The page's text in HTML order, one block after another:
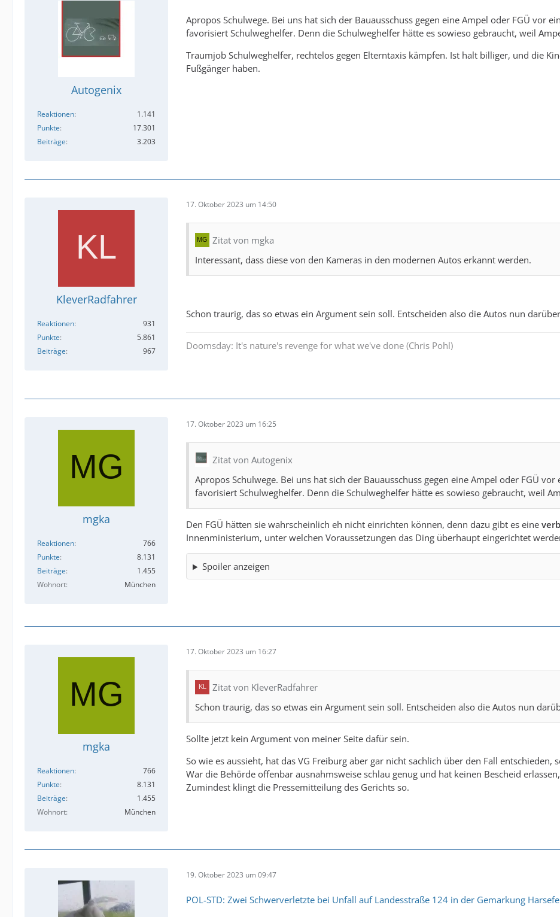
Autogenix
Reaktionen
1.141
Punkte
17.301
Beiträge
3.203
Apropos Schulwege. Bei uns hat sich der Bauausschuss gegen eine Ampel oder FGÜ vor
favorisiert Schulweghelfer. Denn die Schulweghelfer hätte es sowieso gebraucht, weil
Traumjob Schulweghelfer, rechtelos gegen Elterntaxis kämpfen. Ist halt billiger, und die
Fußgänger haben.
KleverRadfahrer
Reaktionen
931
Punkte
5.861
Beiträge
967
17. Oktober 2023 um 14:50
Zitat von mgka
Interessant, dass diese von den Kameras in den modernen Autos erkannt werden.
Schon traurig, das so etwas ein Argument sein soll. Entscheiden also die Autos nun
Doomsday: It's nature's revenge for what we've done (Chris Pohl)
mgka
Reaktionen
766
Punkte
8.131
Beiträge
1.455
Wohnort
München
17. Oktober 2023 um 16:25
Zitat von Autogenix
Apropos Schulwege. Bei uns hat sich der Bauausschuss gegen eine Ampel oder FGÜ
favorisiert Schulweghelfer. Denn die Schulweghelfer hätte es sowieso gebraucht, weil
Den FGÜ hätten sie wahrscheinlich eh nicht einrichten können, denn dazu gibt es eine
Innenministerium, unter welchen Voraussetzungen das Ding überhaupt eingerichtet
Spoiler anzeigen
mgka
Reaktionen
766
Punkte
8.131
Beiträge
1.455
Wohnort
München
17. Oktober 2023 um 16:27
Zitat von KleverRadfahrer
Schon traurig, das so etwas ein Argument sein soll. Entscheiden also die Autos nun
Sollte jetzt kein Argument von meiner Seite dafür sein.
So wie es aussieht, hat das VG Freiburg aber gar nicht sachlich über den Fall
War die Behörde offenbar ausnahmsweise schlau genug und hat keinen Bescheid
Zumindest klingt die Pressemitteilung des Gerichts so.
19. Oktober 2023 um 09:47
POL-STD: Zwei Schwerverletzte bei Unfall auf Landesstraße 124 in der Gemarkung